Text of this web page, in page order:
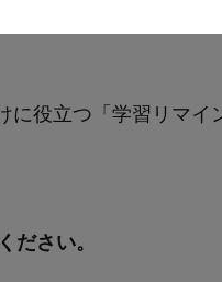
役立つ「学習リマイ
さい。